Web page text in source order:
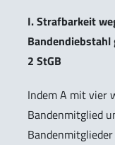
I. Strafbarkeit
Bandendiebstahl
2 StGB
Indem A mit vier
Bandenmitglied